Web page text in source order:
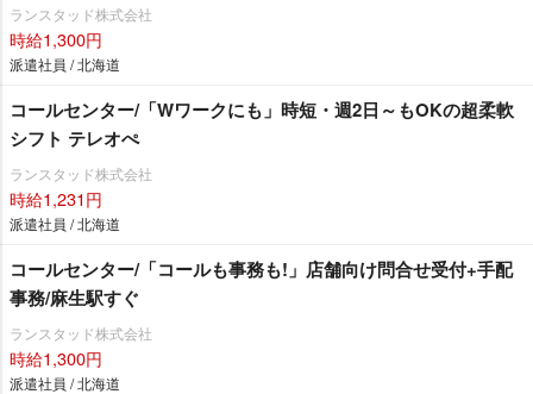
ランスタッド株式会社
時給1,300円
派遣社員 / 北海道
コールセンター/「Wワークにも」時短・週2日～もOKの超柔軟
シフト テレオぺ
ランスタッド株式会社
時給1,231円
派遣社員 / 北海道
コールセンター/「コールも事務も!」店舗向け問合せ受付+手配
事務/麻生駅すぐ
ランスタッド株式会社
時給1,300円
派遣社員 / 北海道